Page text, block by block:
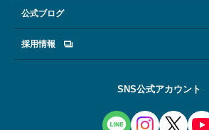
公式ブログ
採用情報
SNS公式アカウント